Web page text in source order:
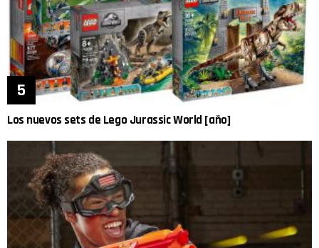
Los nuevos sets de Lego Jurassic World [año]